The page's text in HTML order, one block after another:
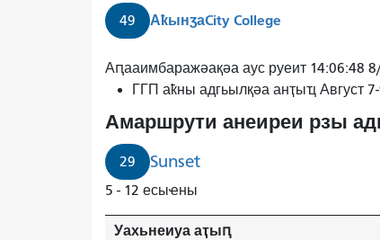
49 АҟынӡаCity College
29
Амраҭашәара
Беикер
Бичҟа
иаауеит.
Аԥааимбаражәақәа аус руеит 14:06:48
ГГП аҟны адгьылқәа анҭыҵ Август
Амаршрути анеиреи рзы
29 Sunset
5 - 12 есыҽны
Уахьнеиуа аҭыԥ